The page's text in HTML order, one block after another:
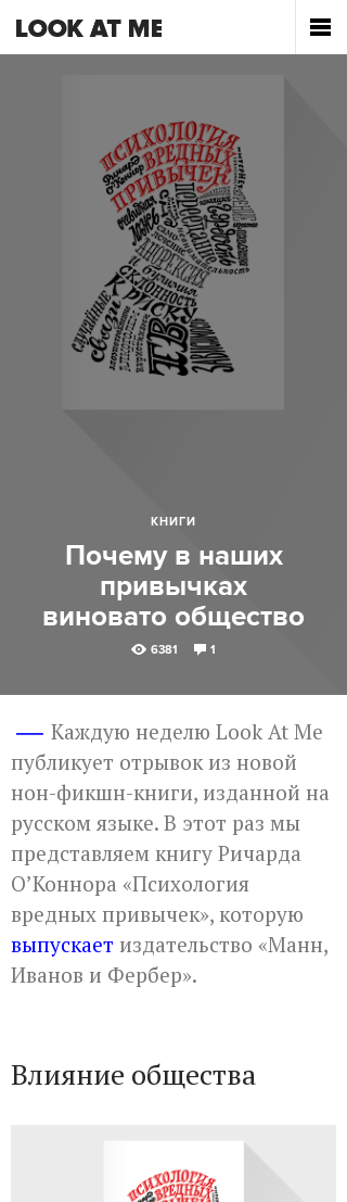
КНИГИ
Почему в наших
привычках
виновато общество
6381 1
Каждую неделю Look At Me
публикует отрывок из новой
нон-фикшн-книги, изданной на
русском языке. В этот раз мы
представляем книгу Ричарда
О’Коннора «Психология
вредных привычек», которую
выпускает издательство «Манн,
Иванов и Фербер».
Влияние общества